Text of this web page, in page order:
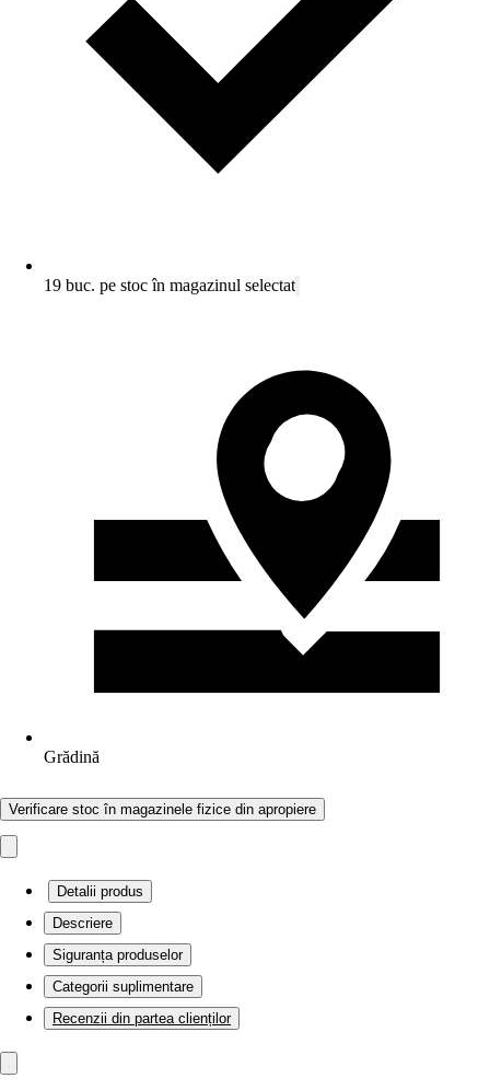
19 buc. pe stoc în magazinul selectat
Grădină
Verificare stoc în magazinele fizice din apropiere
Detalii produs
Descriere
Siguranța produselor
Categorii suplimentare
Recenzii din partea clienților